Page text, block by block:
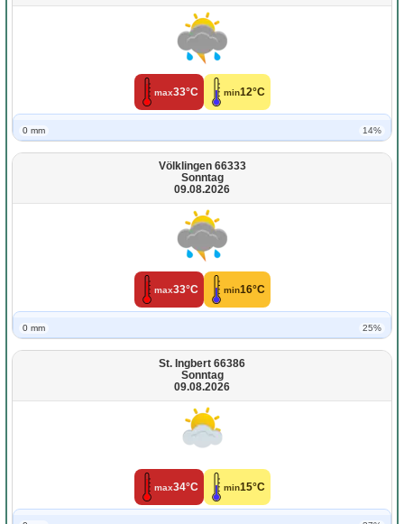
max33°C min12°C
0 mm 14%
Völklingen 66333
Sonntag
09.08.2026
max33°C min16°C
0 mm 25%
St. Ingbert 66386
Sonntag
09.08.2026
max34°C min15°C